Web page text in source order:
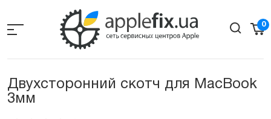
the
0
Двухсторонний скотч для MacBook
3мм